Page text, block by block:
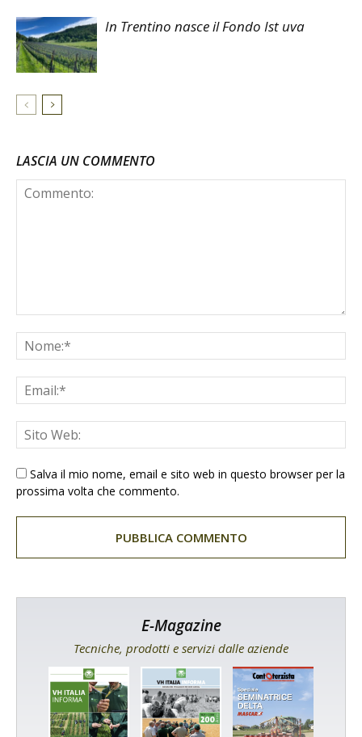
In Trentino nasce il Fondo Ist uva
LASCIA UN COMMENTO
Salva il mio nome, email e sito web in questo browser per la
prossima volta che commento.
E-Magazine
Tecniche, prodotti e servizi dalle aziende